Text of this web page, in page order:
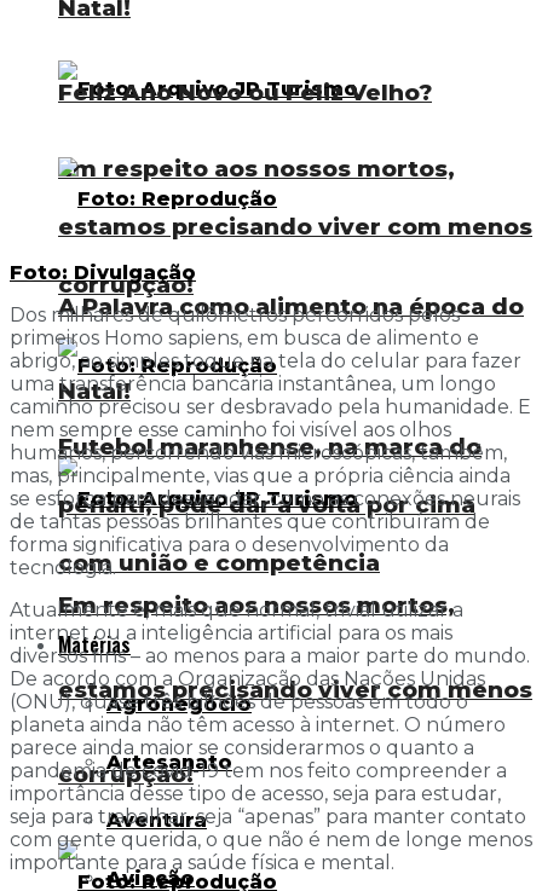
Natal!
Em respeito aos nossos mortos,
estamos precisando viver com menos
corrupção!
Futebol maranhense, na marca do
pênalti, pode dar a volta por cima
com união e competência
Matérias
Agronegócio
Artesanato
Aventura
Aviação
Feliz Ano Novo ou Feliz Velho?
A Palavra como alimento na época do
Natal!
Em respeito aos nossos mortos,
estamos precisando viver com menos
corrupção!
Foto: Divulgação
Dos milhares de quilômetros percorridos pelos
primeiros Homo sapiens, em busca de alimento e
abrigo, ao simples toque na tela do celular para fazer
uma transferência bancária instantânea, um longo
caminho precisou ser desbravado pela humanidade. E
nem sempre esse caminho foi visível aos olhos
humanos, percorrendo vias microscópicas, também,
mas, principalmente, vias que a própria ciência ainda
se esforça para desvendar, como as conexões neurais
de tantas pessoas brilhantes que contribuíram de
forma significativa para o desenvolvimento da
tecnologia.
Atualmente é, mais que normal, trivial utilizar a
internet ou a inteligência artificial para os mais
diversos fins – ao menos para a maior parte do mundo.
De acordo com a Organização das Nações Unidas
(ONU), quase três bilhões de pessoas em todo o
planeta ainda não têm acesso à internet. O número
parece ainda maior se considerarmos o quanto a
pandemia de covid-19 tem nos feito compreender a
importância desse tipo de acesso, seja para estudar,
seja para trabalhar, seja “apenas” para manter contato
com gente querida, o que não é nem de longe menos
importante para a saúde física e mental.